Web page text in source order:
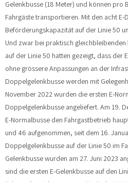
Gelenkbusse (18 Meter) und können pro
Fahrgäste transportieren. Mit den acht
Beförderungskapazität auf der Linie 50
Und zwar bei praktisch
auf der Linie 50 hatten gezeigt, dass der
ohne grössere Anpassungen an der
Doppelgelenkbusse werden mit
November 2022 wurden die ersten E-
Doppelgelenkbusse angeliefert. Am 19.
E-Normalbusse den Fahrgastbetrieb
und 46 aufgenommen, seit dem 16.
Doppelgelenkbusse auf der Linie 50 im
Gelenkbusse wurden am 27. Juni 2023
sind die ersten E-Gelenkbusse auf den